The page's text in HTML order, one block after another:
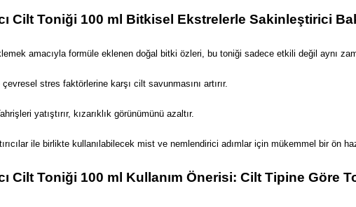
Cilt Toniği 100 ml Bitkisel Ekstrelerle Sakinleştirici
amacıyla formüle eklenen doğal bitki özleri, bu toniği sadece etkili değil aynı
stres faktörlerine karşı cilt savunmasını artırır.
yatıştırır, kızarıklık görünümünü azaltır.
ile birlikte kullanılabilecek mist ve nemlendirici adımlar için mükemmel bir ön
Cilt Toniği 100 ml Kullanım Önerisi: Cilt Tipine Göre